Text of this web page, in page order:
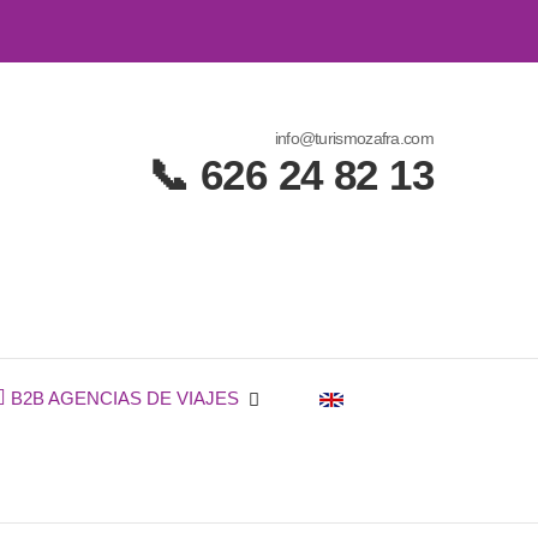
info@turismozafra.com
📞 626 24 82 13
B2B AGENCIAS DE VIAJES ENG